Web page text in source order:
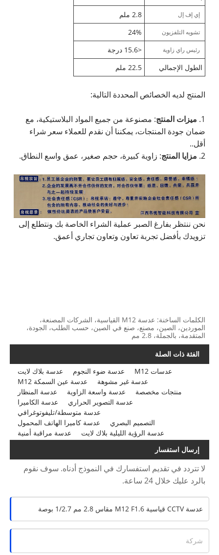
إي إف إل 2.8 ملم
تشويه التلفزيون 24%
رئيس راي زاوية
<15.6 درجة
الطول الإجمالي
22.5 ملم
المنتج لديه الخصائص المحددة التالية:
1. ميزات المنتج: مصنوعة من جميع المواد البلاستيكية، مع
ضمان جودة المنتجات، يمكننا أن نقدم للعملاء سعر شراء
أقل..
2. مزايا المنتج: زاوية كبيرة، حجم صغير، عمق واسع النطاق.
نحن ننتظر بفارغ الصبر عملية الشراء الخاصة بك ونتطلع إلى
تزويدك بأفضل تجربة تعاون وتعاون تجاري أعمق.
الكلمات الساخنة: عدسة M12 القياسية، الشركات المصنعة،
الموردين، الصين، مصنع، صنع في الصين، حسب الطلب، الجودة،
المتقدمة، بالجملة، 2.8 مم
الفئة ذات الصلة
عدسة بلاك لايت
عدسة ضوء النجوم
عدسات M12
عدسة عين السمكة M12
عدسة غير مشوهة
عدسة المنظار
عدسة واسعة الزاوية
منتجات مخصصة
عدسة الكاميرا
عدسة التصوير الحراري
عدسة متوسطة/تليفوتوغرافي
عدسة كاميرا الهاتف المحمول
التصميم البصري
عدسة مراقبة أمنية
عدسة الرؤية الليلية بلاك لايت
إرسال استفسار
لا تتردد في تقديم استفسارك في النموذج أدناه. سوف نقوم
بالرد عليك خلال 24 ساعة.